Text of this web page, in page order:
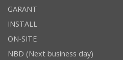
GARANT
INSTALL
ON-SITE
NBD (Next business day)